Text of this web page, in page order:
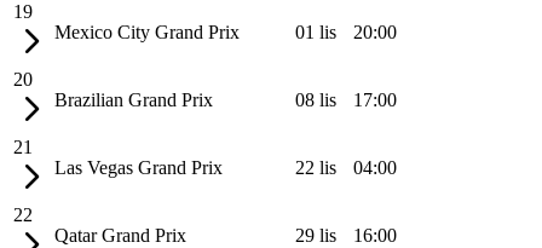
19
Mexico City Grand Prix
01 lis 20:00
20
Brazilian Grand Prix
08 lis 17:00
21
Las Vegas Grand Prix
22 lis 04:00
22
Qatar Grand Prix
29 lis 16:00